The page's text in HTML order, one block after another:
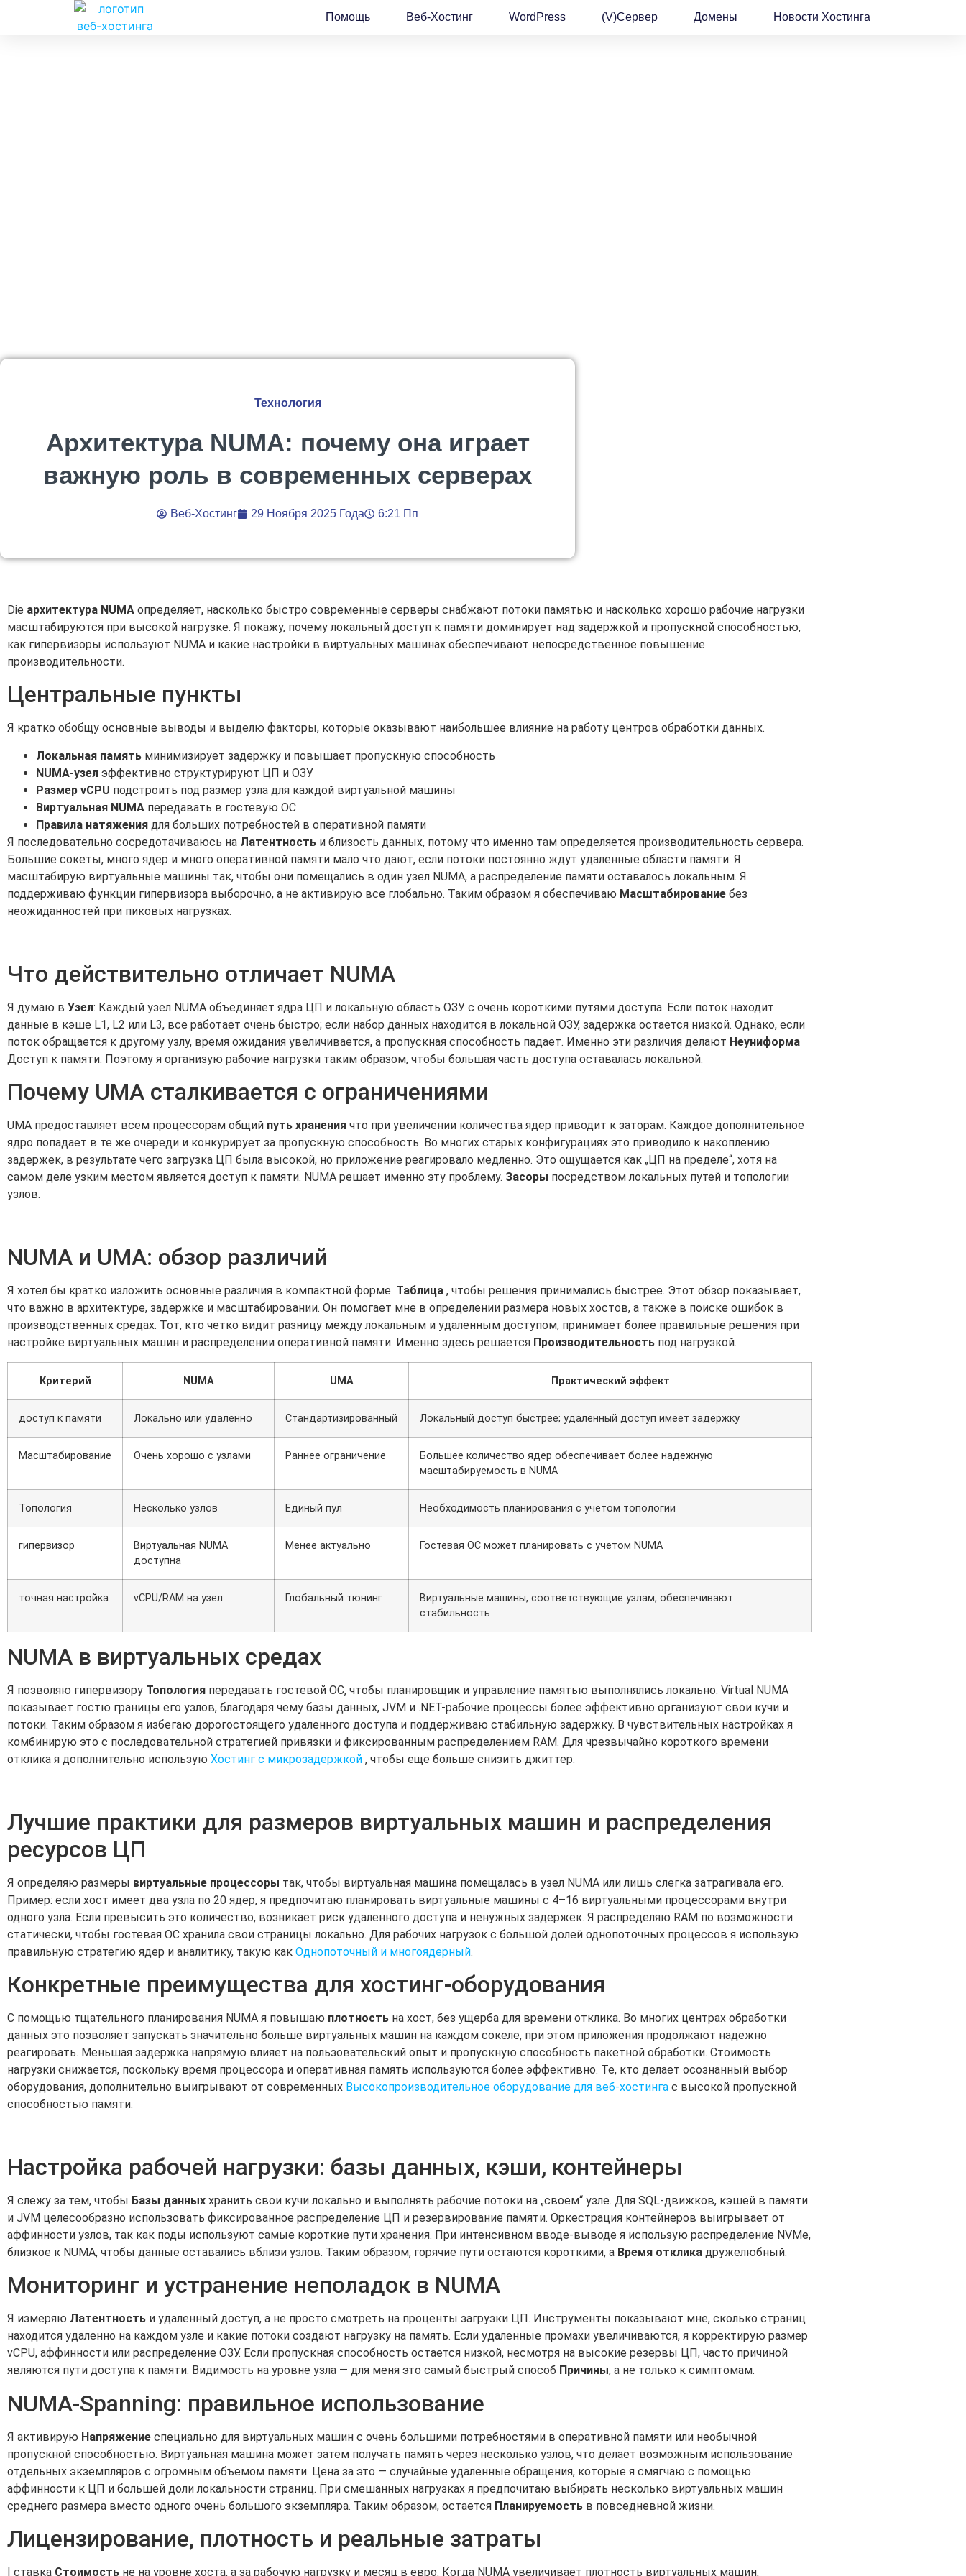
Помощь Веб-Хостинг WordPress (v)Сервер Домены Новости Хостинга
Технология
Архитектура NUMA: почему она играет
важную роль в современных серверах
Веб-Хостинг 29 Ноября 2025 Года 6:21 Пп
Die архитектура NUMA определяет, насколько быстро современные серверы снабжают потоки памятью и насколько хорошо рабочие нагрузки
масштабируются при высокой нагрузке. Я покажу, почему локальный доступ к памяти доминирует над задержкой и пропускной способностью,
как гипервизоры используют NUMA и какие настройки в виртуальных машинах обеспечивают непосредственное повышение
производительности.
Центральные пункты
Я кратко обобщу основные выводы и выделю факторы, которые оказывают наибольшее влияние на работу центров обработки данных.
Локальная память минимизирует задержку и повышает пропускную способность
NUMA-узел эффективно структурируют ЦП и ОЗУ
Размер vCPU подстроить под размер узла для каждой виртуальной машины
Виртуальная NUMA передавать в гостевую ОС
Правила натяжения для больших потребностей в оперативной памяти
Я последовательно сосредотачиваюсь на Латентность и близость данных, потому что именно там определяется производительность сервера.
Большие сокеты, много ядер и много оперативной памяти мало что дают, если потоки постоянно ждут удаленные области памяти. Я
масштабирую виртуальные машины так, чтобы они помещались в один узел NUMA, а распределение памяти оставалось локальным. Я
поддерживаю функции гипервизора выборочно, а не активирую все глобально. Таким образом я обеспечиваю Масштабирование без
неожиданностей при пиковых нагрузках.
Что действительно отличает NUMA
Я думаю в Узел: Каждый узел NUMA объединяет ядра ЦП и локальную область ОЗУ с очень короткими путями доступа. Если поток находит
данные в кэше L1, L2 или L3, все работает очень быстро; если набор данных находится в локальной ОЗУ, задержка остается низкой. Однако, если
поток обращается к другому узлу, время ожидания увеличивается, а пропускная способность падает. Именно эти различия делают Неуниформа
Доступ к памяти. Поэтому я организую рабочие нагрузки таким образом, чтобы большая часть доступа оставалась локальной.
Почему UMA сталкивается с ограничениями
UMA предоставляет всем процессорам общий путь хранения что при увеличении количества ядер приводит к заторам. Каждое дополнительное
ядро попадает в те же очереди и конкурирует за пропускную способность. Во многих старых конфигурациях это приводило к накоплению
задержек, в результате чего загрузка ЦП была высокой, но приложение реагировало медленно. Это ощущается как „ЦП на пределе“, хотя на
самом деле узким местом является доступ к памяти. NUMA решает именно эту проблему. Засоры посредством локальных путей и топологии
узлов.
NUMA и UMA: обзор различий
Я хотел бы кратко изложить основные различия в компактной форме. Таблица , чтобы решения принимались быстрее. Этот обзор показывает,
что важно в архитектуре, задержке и масштабировании. Он помогает мне в определении размера новых хостов, а также в поиске ошибок в
производственных средах. Тот, кто четко видит разницу между локальным и удаленным доступом, принимает более правильные решения при
настройке виртуальных машин и распределении оперативной памяти. Именно здесь решается Производительность под нагрузкой.
Критерий NUMA UMA Практический эффект
доступ к памяти Локально или удаленно Стандартизированный Локальный доступ быстрее; удаленный доступ имеет задержку
Масштабирование Очень хорошо с узлами Раннее ограничение
Большее количество ядер обеспечивает более надежную
масштабируемость в NUMA
Топология Несколько узлов Единый пул Необходимость планирования с учетом топологии
гипервизор
Виртуальная NUMA
доступна
Менее актуально Гостевая ОС может планировать с учетом NUMA
точная настройка vCPU/RAM на узел Глобальный тюнинг
Виртуальные машины, соответствующие узлам, обеспечивают
стабильность
NUMA в виртуальных средах
Я позволяю гипервизору Топология передавать гостевой ОС, чтобы планировщик и управление памятью выполнялись локально. Virtual NUMA
показывает гостю границы его узлов, благодаря чему базы данных, JVM и .NET-рабочие процессы более эффективно организуют свои кучи и
потоки. Таким образом я избегаю дорогостоящего удаленного доступа и поддерживаю стабильную задержку. В чувствительных настройках я
комбинирую это с последовательной стратегией привязки и фиксированным распределением RAM. Для чрезвычайно короткого времени
отклика я дополнительно использую Хостинг с микрозадержкой , чтобы еще больше снизить джиттер.
Лучшие практики для размеров виртуальных машин и распределения
ресурсов ЦП
Я определяю размеры виртуальные процессоры так, чтобы виртуальная машина помещалась в узел NUMA или лишь слегка затрагивала его.
Пример: если хост имеет два узла по 20 ядер, я предпочитаю планировать виртуальные машины с 4–16 виртуальными процессорами внутри
одного узла. Если превысить это количество, возникает риск удаленного доступа и ненужных задержек. Я распределяю RAM по возможности
статически, чтобы гостевая ОС хранила свои страницы локально. Для рабочих нагрузок с большой долей однопоточных процессов я использую
правильную стратегию ядер и аналитику, такую как Однопоточный и многоядерный.
Конкретные преимущества для хостинг-оборудования
С помощью тщательного планирования NUMA я повышаю плотность на хост, без ущерба для времени отклика. Во многих центрах обработки
данных это позволяет запускать значительно больше виртуальных машин на каждом сокеле, при этом приложения продолжают надежно
реагировать. Меньшая задержка напрямую влияет на пользовательский опыт и пропускную способность пакетной обработки. Стоимость
нагрузки снижается, поскольку время процессора и оперативная память используются более эффективно. Те, кто делает осознанный выбор
оборудования, дополнительно выигрывают от современных Высокопроизводительное оборудование для веб-хостинга с высокой пропускной
способностью памяти.
Настройка рабочей нагрузки: базы данных, кэши, контейнеры
Я слежу за тем, чтобы Базы данных хранить свои кучи локально и выполнять рабочие потоки на „своем“ узле. Для SQL-движков, кэшей в памяти
и JVM целесообразно использовать фиксированное распределение ЦП и резервирование памяти. Оркестрация контейнеров выигрывает от
аффинности узлов, так как поды используют самые короткие пути хранения. При интенсивном вводе-выводе я использую распределение NVMe,
близкое к NUMA, чтобы данные оставались вблизи узлов. Таким образом, горячие пути остаются короткими, а Время отклика дружелюбный.
Мониторинг и устранение неполадок в NUMA
Я измеряю Латентность и удаленный доступ, а не просто смотреть на проценты загрузки ЦП. Инструменты показывают мне, сколько страниц
находится удаленно на каждом узле и какие потоки создают нагрузку на память. Если удаленные промахи увеличиваются, я корректирую размер
vCPU, аффинности или распределение ОЗУ. Если пропускная способность остается низкой, несмотря на высокие резервы ЦП, часто причиной
являются пути доступа к памяти. Видимость на уровне узла — для меня это самый быстрый способ Причины, а не только к симптомам.
NUMA-Spanning: правильное использование
Я активирую Напряжение специально для виртуальных машин с очень большими потребностями в оперативной памяти или необычной
пропускной способностью. Виртуальная машина может затем получать память через несколько узлов, что делает возможным использование
отдельных экземпляров с огромным объемом памяти. Цена за это — случайные удаленные обращения, которые я смягчаю с помощью
аффинности к ЦП и большей доли локальности страниц. При смешанных нагрузках я предпочитаю выбирать несколько виртуальных машин
среднего размера вместо одного очень большого экземпляра. Таким образом, остается Планируемость в повседневной жизни.
Лицензирование, плотность и реальные затраты
I ставка Стоимость не на уровне хоста, а за рабочую нагрузку и месяц в евро. Когда NUMA увеличивает плотность виртуальных машин,